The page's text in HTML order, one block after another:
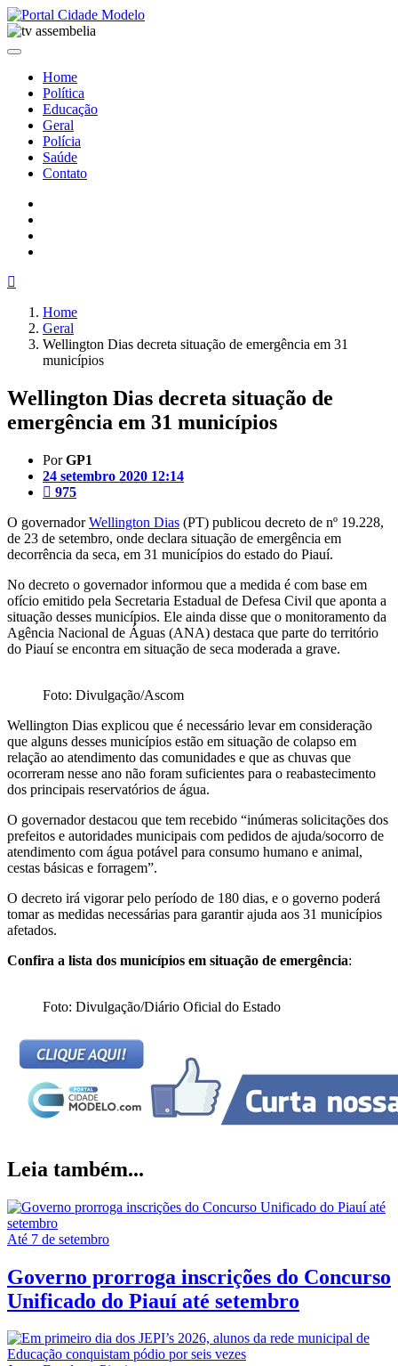
Home
Política
Educação
Geral
Polícia
Saúde
Contato
Home
Geral
Wellington Dias decreta situação de emergência em 31
municípios
Wellington Dias decreta situação de
emergência em 31 municípios
PorGP1
24 setembro 2020 12:14
975
O governadorWellington Dias (PT) publicou decreto de nº 19.228,
de 23 de setembro, onde declara situação de emergência em
decorrência da seca, em 31 municípios do estado do Piauí.
No decreto o governador informou que a medida é com base em
ofício emitido pela Secretaria Estadual de Defesa Civil que aponta a
situação desses municípios. Ele ainda disse que o monitoramento da
Agência Nacional de Águas (ANA) destaca que parte do território
do Piauí se encontra em situação de seca moderada a grave.
Foto: Divulgação/Ascom
Wellington Dias explicou que é necessário levar em consideração
que alguns desses municípios estão em situação de colapso em
relação ao atendimento das comunidades e que as chuvas que
ocorreram nesse ano não foram suficientes para o reabastecimento
dos principais reservatórios de água.
O governador destacou que tem recebido “inúmeras solicitações dos
prefeitos e autoridades municipais com pedidos de ajuda/socorro de
atendimento com água potável para consumo humano e animal,
cestas básicas e forragem”.
O decreto irá vigorar pelo período de 180 dias, e o governo poderá
tomar as medidas necessárias para garantir ajuda aos 31 municípios
afetados.
Confira a lista dos municípios em situação de emergência:
Foto: Divulgação/Diário Oficial do Estado
Leia também...
Até 7 de setembro
Governo prorroga inscrições do Concurso
Unificado do Piauí até setembro